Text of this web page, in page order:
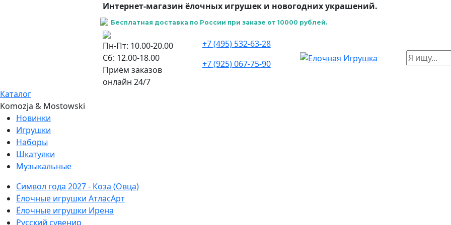
Интернет-магазин ёлочных игрушек и новогодних украшений.
Бесплатная доставка по России при заказе от 10000 рублей.
Пн-Пт: 10.00-20.00
Сб: 12.00-18.00
Приём заказов
онлайн 24/7
+7 (495) 532-63-28
+7 (925) 067-75-90
Каталог
Komozja & Mostowski
Новинки
Игрушки
Наборы
Шкатулки
Музыкальные
Символ года 2027 - Коза (Овца)
Ёлочные игрушки АтласАрт
Ёлочные игрушки Ирена
Русский сувенир